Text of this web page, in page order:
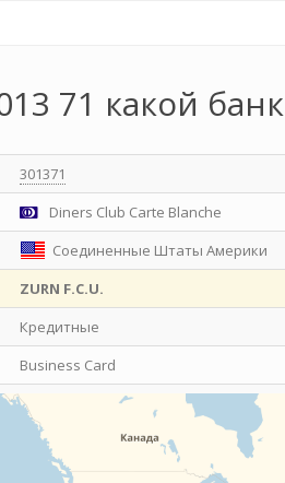
71 какой банк
301371
Diners Club Carte Blanche
Соединенные Штаты Америки
ZURN F.C.U.
Кредитные
Business Card